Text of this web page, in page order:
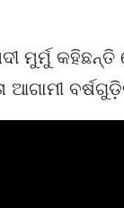
ମୁର୍ମୁ
ଆଗାମୀ